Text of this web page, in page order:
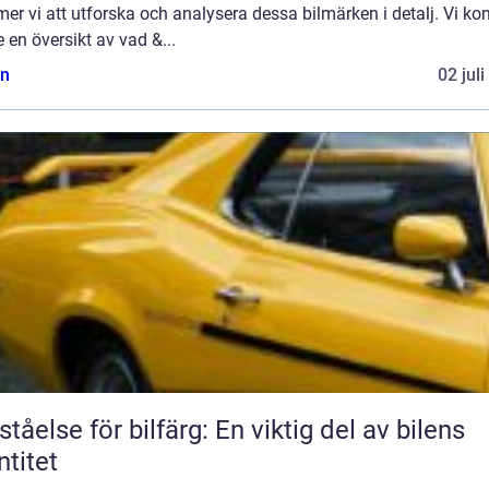
vi att utforska och analysera dessa bilmärken i detalj. Vi
en översikt av vad &...
02 juli
för bilfärg: En viktig del av bilens